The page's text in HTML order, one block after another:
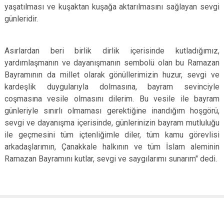
yaşatılması ve kuşaktan kuşağa aktarılmasını sağlayan sevgi
günleridir.
Asırlardan beri birlik dirlik içerisinde kutladığımız,
yardımlaşmanın ve dayanışmanın sembolü olan bu Ramazan
Bayramının da millet olarak gönüllerimizin huzur, sevgi ve
kardeşlik duygularıyla dolmasına, bayram sevinciyle
coşmasına vesile olmasını dilerim. Bu vesile ile bayram
günleriyle sınırlı olmaması gerektiğine inandığım hoşgörü,
sevgi ve dayanışma içerisinde, günlerinizin bayram mutluluğu
ile geçmesini tüm içtenliğimle diler, tüm kamu görevlisi
arkadaşlarımın, Çanakkale halkının ve tüm İslam aleminin
Ramazan Bayramını kutlar, sevgi ve saygılarımı sunarım" dedi.